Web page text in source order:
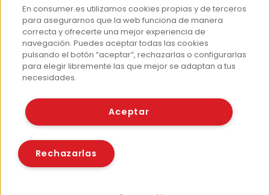
Hemeroteca
Contacto
Prensa
Corpus Lingüístico Consumer
© Fundación EROSKI
Políticas de cookies
En consumer.es utilizamos cookies propias y de terceros
para asegurarnos que la web funciona de manera
correcta y ofrecerte una mejor experiencia de
navegación. Puedes aceptar todas las cookies
pulsando el botón “aceptar”, rechazarlas o configurarlas
para elegir libremente las que mejor se adaptan a tus
necesidades.
Aceptar
Rechazarlas